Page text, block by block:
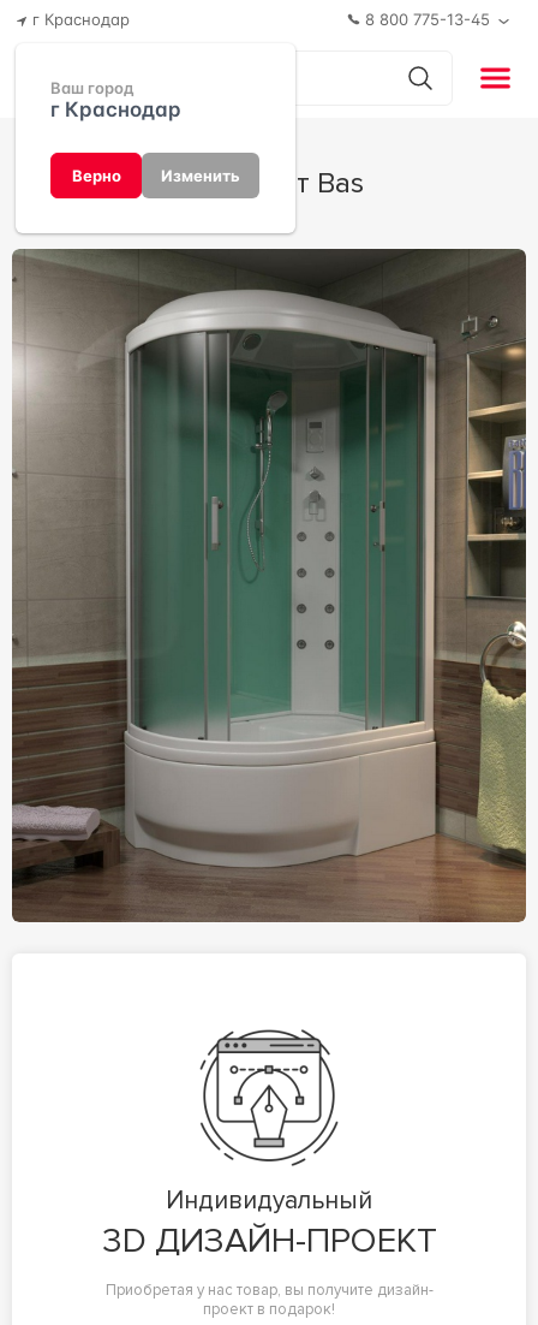
г Краснодар
Ваш город
г Краснодар
Верно Изменить
8 800 775-13-45
Фиджи от Bas
Индивидуальный
3D ДИЗАЙН-ПРОЕКТ
Приобретая у нас товар, вы получите дизайн-
проект в подарок!